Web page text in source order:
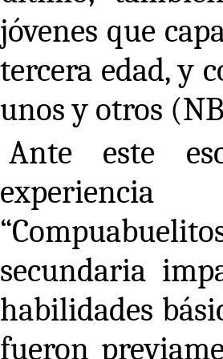
jóvenes que
tercera edad, y
unos y otros
Ante este
secundaria
habilidades
fueron